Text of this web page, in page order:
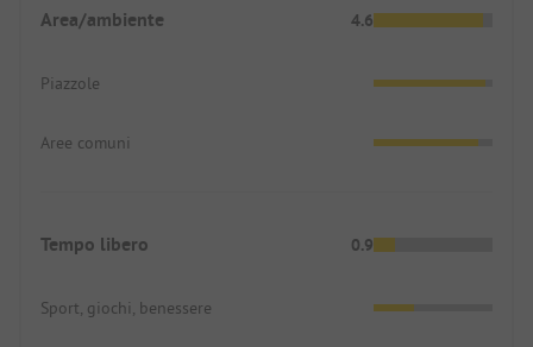
Area/ambiente 4.6
Piazzole
Aree comuni
Tempo libero 0.9
Sport, giochi, benessere